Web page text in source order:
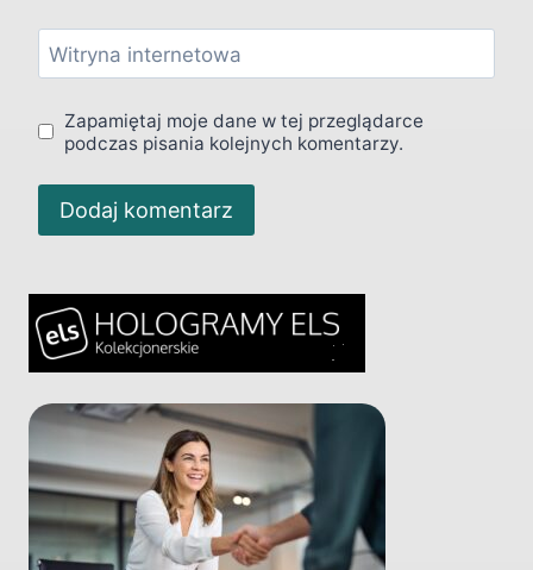
Witryna internetowa
Zapamiętaj moje dane w tej przeglądarce
podczas pisania kolejnych komentarzy.